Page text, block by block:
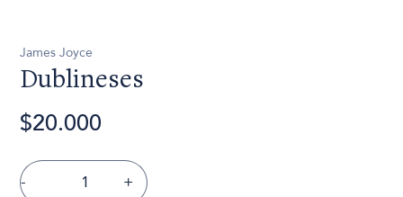
James Joyce
Dublineses
$20.000
- +